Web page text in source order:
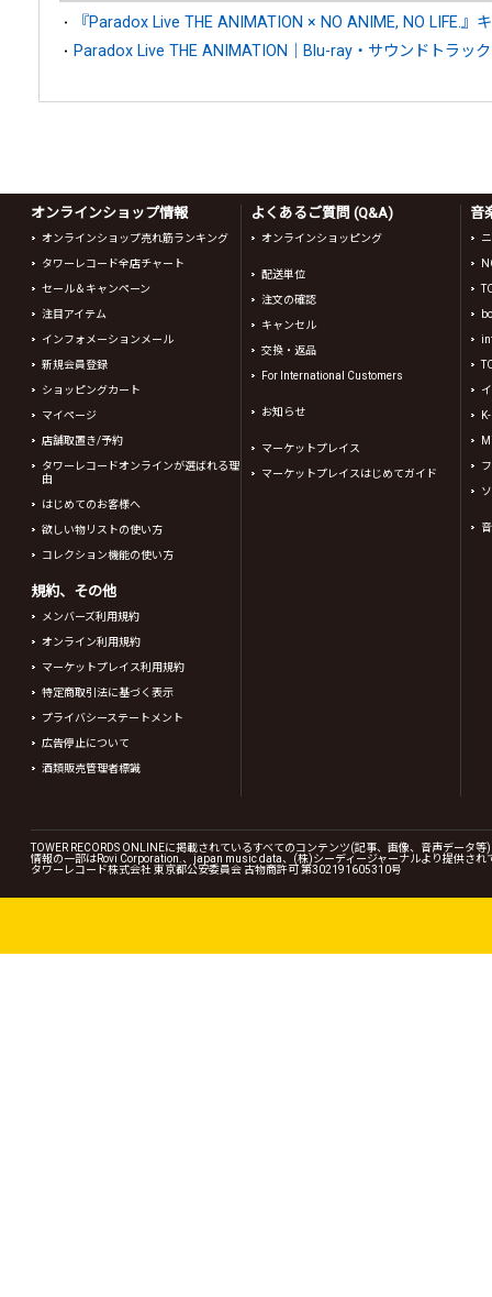
『Paradox Live THE ANIMATION × NO ANIME, NO LIFE.』
Paradox Live THE ANIMATION｜Blu-ray・サウンドトラッ
オンラインショップ情報
オンラインショップ売れ筋ランキング
タワーレコード全店チャート
セール＆キャンペーン
注目アイテム
インフォメーションメール
新規会員登録
ショッピングカート
マイページ
店舗取置き/予約
タワーレコードオンラインが選ばれる理
由
はじめてのお客様へ
欲しい物リストの使い方
コレクション機能の使い方
規約、その他
メンバーズ利用規約
オンライン利用規約
マーケットプレイス利用規約
特定商取引法に基づく表示
プライバシーステートメント
広告停止について
酒類販売管理者標識
よくあるご質問 (Q&A)
オンラインショッピング
配送単位
注文の確認
キャンセル
交換・返品
For International Customers
お知らせ
マーケットプレイス
マーケットプレイスはじめてガイド
音
TOWER RECORDS ONLINEに掲載されているすべてのコンテンツ(記事、画像、音声データ
情報の一部はRovi Corporation.、japan music data、(株)シーディージャーナルより提供され
タワーレコード株式会社 東京都公安委員会 古物商許可 第302191605310号